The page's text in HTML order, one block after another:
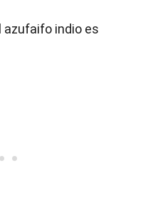
azufaifo indio es